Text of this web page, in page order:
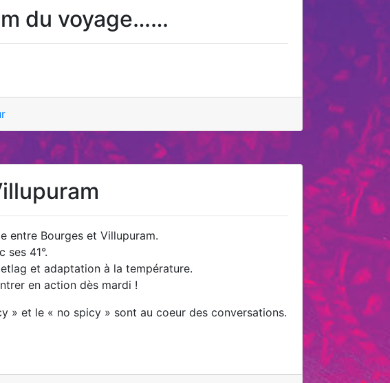
du voyage……
entre Bourges et Villupuram.
ses 41°.
et adaptation à la température.
en action dès mardi !
» et le « no spicy » sont au coeur des conversations.